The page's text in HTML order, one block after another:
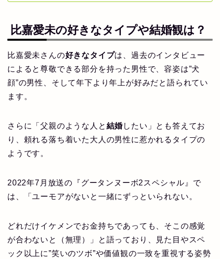
比嘉愛未の好きなタイプや結婚観は？
比嘉愛未さんの好きなタイプは、過去のインタビュー
によると尊敬できる部分を持った男性で、容姿は”犬
顔”の男性、そして年下より年上が好みだと語られてい
ます。
さらに「父親のような人と 結婚 したい」とも答えてお
り、頼れる落ち着いた大人の男性に惹かれるタイプの
ようです。
2022年7月放送の『グータンヌーボ2スペシャル』で
は、「ユーモアがないと一緒にずっといられない。
どれだけイケメンでお金持ちであっても、そこの感覚
が合わないと（無理）」と語っており、見た目やスペ
ック以上に”笑いのツボ”や価値観の一致を重視する姿勢